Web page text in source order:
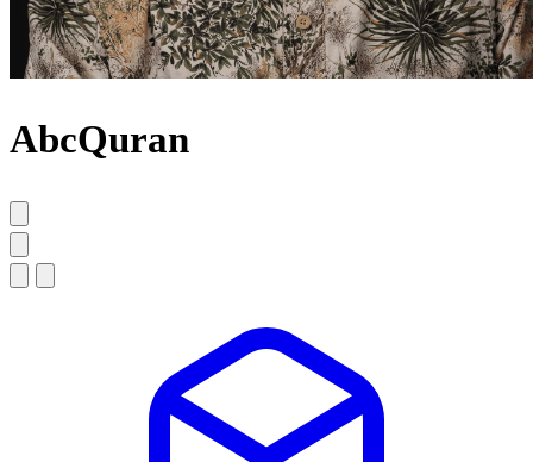
AbcQuran